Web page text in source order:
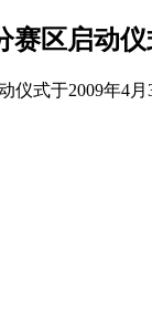
赛区启动仪
仪式于2009年4